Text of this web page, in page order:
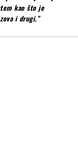
kao što je
i drugi.”